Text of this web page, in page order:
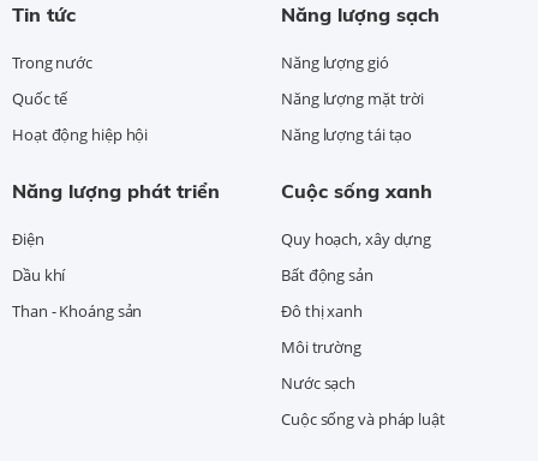
Tin tức
Trong nước
Quốc tế
Hoạt động hiệp hội
Năng lượng sạch
Năng lượng gió
Năng lượng mặt trời
Năng lượng tái tạo
Năng lượng phát triển
Điện
Dầu khí
Than - Khoáng sản
Cuộc sống xanh
Quy hoạch, xây dựng
Bất động sản
Đô thị xanh
Môi trường
Nước sạch
Cuộc sống và pháp luật